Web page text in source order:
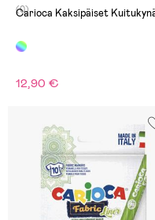
(0)
Carioca Kaksipäiset
12,90 €